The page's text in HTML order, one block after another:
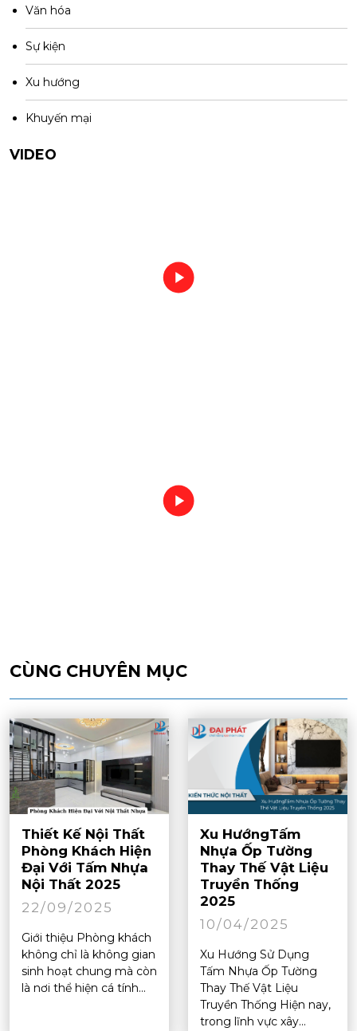
Văn hóa
Sự kiện
Xu hướng
Khuyến mại
VIDEO
CÙNG CHUYÊN MỤC
Thiết Kế Nội Thất
Phòng Khách Hiện
Đại Với Tấm Nhựa
Nội Thất 2025
22/09/2025
Giới thiệu Phòng khách
không chỉ là không gian
sinh hoạt chung mà còn
là nơi thể hiện cá tính...
Xu HướngTấm
Nhựa Ốp Tường
Thay Thế Vật Liệu
Truyền Thống
2025
10/04/2025
Xu Hướng Sử Dụng
Tấm Nhựa Ốp Tường
Thay Thế Vật Liệu
Truyền Thống Hiện nay,
trong lĩnh vực xây...